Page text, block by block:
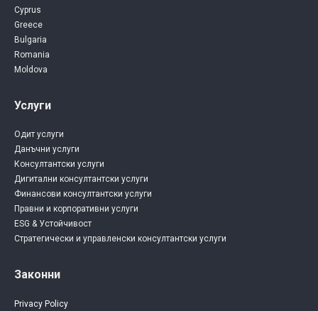
Cyprus
Greece
Bulgaria
Romania
Moldova
Услуги
Одит услуги
Данъчни услуги
Консултантски услуги
Дигитални консултантски услуги
Финансови консултантски услуги
Правни и корпоративни услуги
ESG & Устойчивост
Стратегически и управленски консултантски услуги
Законни
Privacy Policy